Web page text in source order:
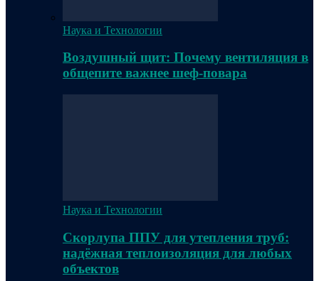
Наука и Технологии
Воздушный щит: Почему вентиляция в
общепите важнее шеф-повара
Наука и Технологии
Скорлупа ППУ для утепления труб:
надёжная теплоизоляция для любых
объектов